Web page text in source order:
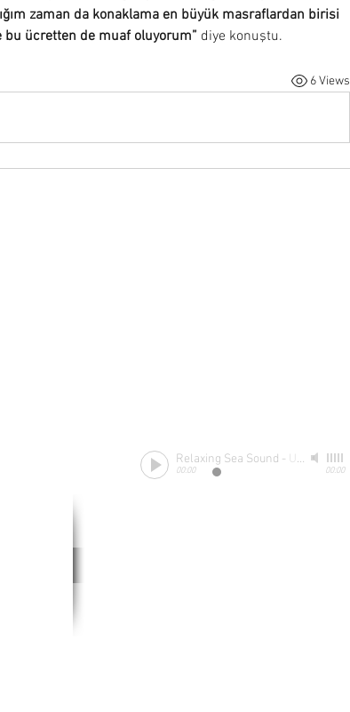
zaman da konaklama en büyük masraflardan birisi
bu ücretten de muaf oluyorum” diye konuştu.
6 Views
Relaxing Sea Sound -
00:00 00:00